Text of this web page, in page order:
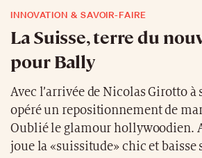
opéré un repositionnement de
Oublié le glamour hollywoodien.
joue la «suissitude» chic et baisse
By CRISTINA D’AGOSTINO
NEWSLETTERS
Cet article vous plaît ?